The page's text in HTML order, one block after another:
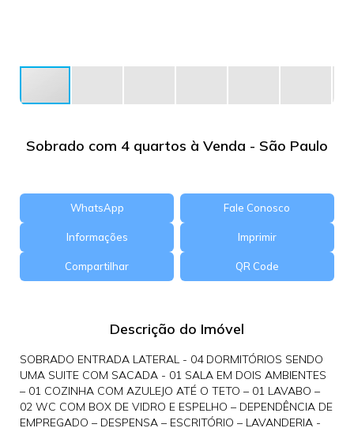
Sobrado com 4 quartos à Venda - São Paulo
WhatsApp Fale Conosco
Informações Imprimir
Compartilhar QR Code
Descrição do Imóvel
SOBRADO ENTRADA LATERAL - 04 DORMITÓRIOS SENDO
UMA SUITE COM SACADA - 01 SALA EM DOIS AMBIENTES
– 01 COZINHA COM AZULEJO ATÉ O TETO – 01 LAVABO –
02 WC COM BOX DE VIDRO E ESPELHO – DEPENDÊNCIA DE
EMPREGADO – DESPENSA – ESCRITÓRIO – LAVANDERIA -